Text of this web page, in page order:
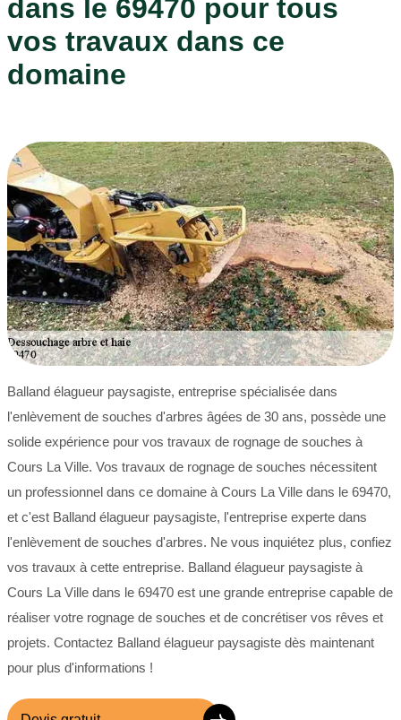
dans le 69470 pour tous
vos travaux dans ce
domaine
Balland élagueur paysagiste, entreprise spécialisée dans
l'enlèvement de souches d'arbres âgées de 30 ans, possède une
solide expérience pour vos travaux de rognage de souches à
Cours La Ville. Vos travaux de rognage de souches nécessitent
un professionnel dans ce domaine à Cours La Ville dans le 69470,
et c'est Balland élagueur paysagiste, l'entreprise experte dans
l'enlèvement de souches d'arbres. Ne vous inquiétez plus, confiez
vos travaux à cette entreprise. Balland élagueur paysagiste à
Cours La Ville dans le 69470 est une grande entreprise capable de
réaliser votre rognage de souches et de concrétiser vos rêves et
projets. Contactez Balland élagueur paysagiste dès maintenant
pour plus d'informations !